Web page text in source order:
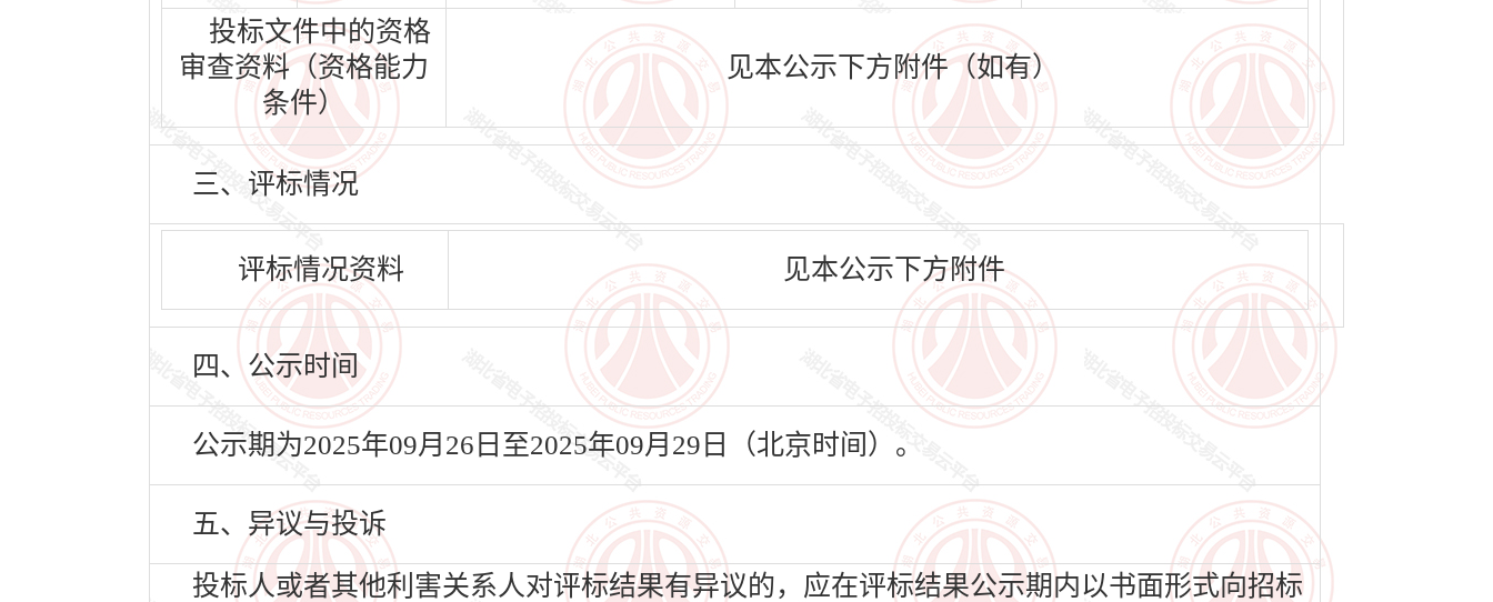
投标文件中的资格
审查资料（资格能力
条件）
见本公示下方附件（如有）
三、评标情况
评标情况资料 见本公示下方附件
四、公示时间
公示期为2025年09月26日至2025年09月29日（北京时间）。
五、异议与投诉
投标人或者其他利害关系人对评标结果有异议的，应在评标结果公示期内以书面形式向招标